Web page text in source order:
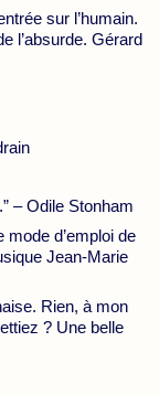
sur l’humain.
l’absurde. Gérard
– Odile Stonham
d’emploi de
Jean-Marie
Rien, à mon
? Une belle